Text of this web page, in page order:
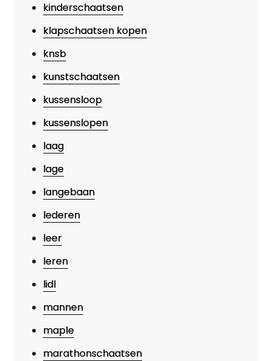
kinderschaatsen
klapschaatsen kopen
knsb
kunstschaatsen
kussensloop
kussenslopen
laag
lage
langebaan
lederen
leer
leren
lidl
mannen
maple
marathonschaatsen